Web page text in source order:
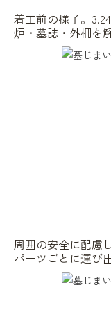
着工前の様子。
炉・墓誌・外柵を
周囲の安全に配慮
パーツごとに運び